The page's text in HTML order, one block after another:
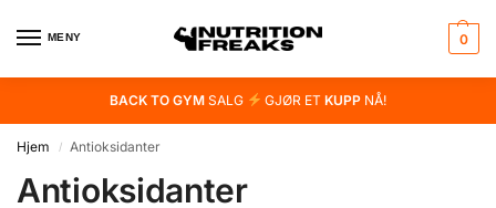
MENY 0
BACK TO GYMSALG GJØR ET KUPP NÅ!
Hjem / Antioksidanter
Antioksidanter